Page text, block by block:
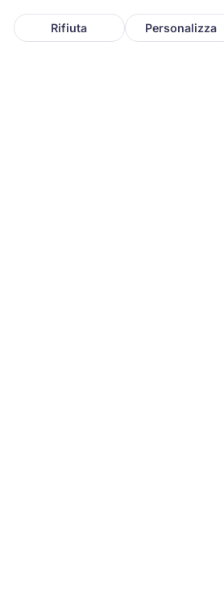
Rifiuta Personalizza